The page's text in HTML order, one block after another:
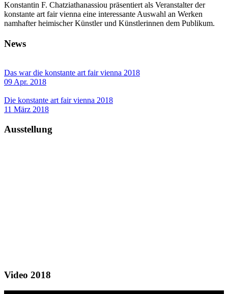
Konstantin F. Chatziathanassiou präsentiert als Veranstalter der
konstante art fair vienna eine interessante Auswahl an Werken
namhafter heimischer Künstler und Künstlerinnen dem Publikum.
News
Das war die konstante art fair vienna 2018
09 Apr. 2018
Die konstante art fair vienna 2018
11 März 2018
Ausstellung
Video 2018